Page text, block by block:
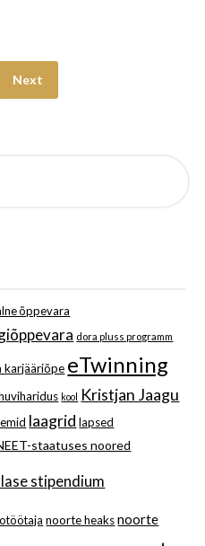
Next
õppevara
dora pluss programm
karjääriõpe eTwinning
kool Kristjan Jaagu
laagrid lapsed
staatuses noored
stipendium
noorte heaks noorte